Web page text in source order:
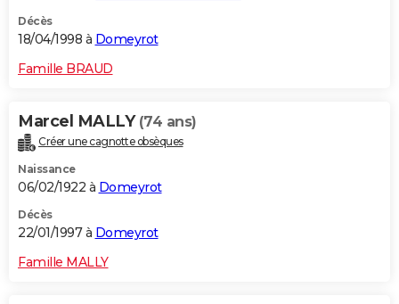
Décès
18/04/1998 à Domeyrot
Famille BRAUD
Marcel MALLY (74 ans)
Créer une cagnotte obsèques
Naissance
06/02/1922 à Domeyrot
Décès
22/01/1997 à Domeyrot
Famille MALLY